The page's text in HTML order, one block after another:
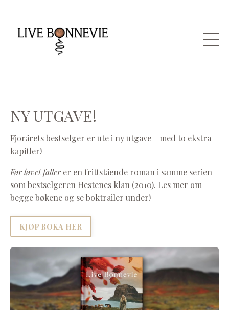
NY UTGAVE!
Fjorårets bestselger er ute i ny utgave - med to ekstra
kapitler!
Før løvet faller er en frittstående roman i samme serien
som bestselgeren Hestenes klan (2010). Les mer om
begge bøkene og se boktrailer under!
KJØP BOKA HER